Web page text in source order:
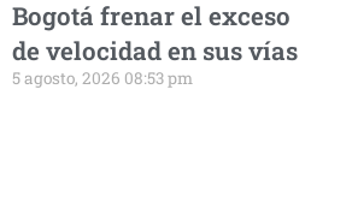
Bogotá frenar el exceso
de velocidad en sus vías
5 agosto, 2026 08:53 pm